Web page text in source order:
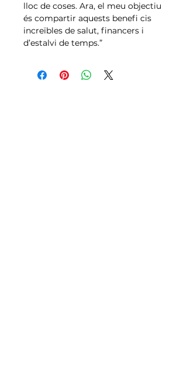
lloc de coses. Ara, el meu objectiu
és compartir aquests benefi cis
increïbles de salut, financers i
d’estalvi de temps.”